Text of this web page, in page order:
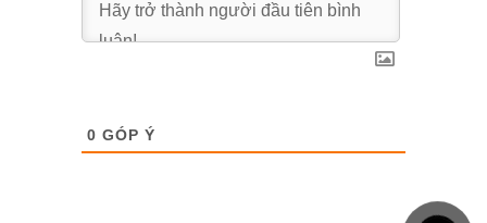
0 GÓP Ý